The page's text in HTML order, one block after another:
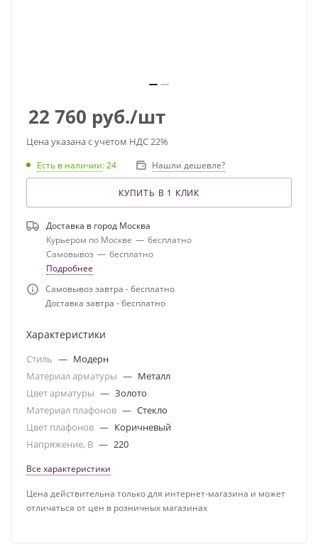
22 760 руб./шт
Цена указана с учетом НДС 22%
Есть в наличии: 24 Нашли дешевле?
КУПИТЬ В 1 КЛИК
Доставка в город Москва
Курьером по Москве — бесплатно
Самовывоз — бесплатно
Подробнее
Самовывоз завтра - бесплатно
Доставка завтра - бесплатно
Характеристики
Стиль — Модерн
Материал арматуры — Металл
Цвет арматуры — Золото
Материал плафонов — Стекло
Цвет плафонов — Коричневый
Напряжение, В — 220
Все характеристики
Цена действительна только для интернет-магазина и может
отличаться от цен в розничных магазинах